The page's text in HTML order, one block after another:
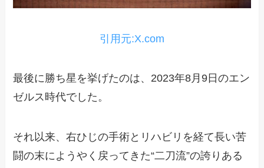
引用元:X.com
最後に勝ち星を挙げたのは、2023年8月9日のエン
ゼルス時代でした。
それ以来、右ひじの手術とリハビリを経て長い苦
闘の末にようやく戻ってきた“二刀流”の誇りある